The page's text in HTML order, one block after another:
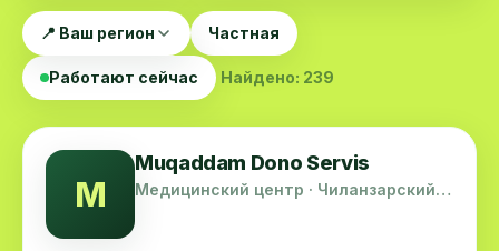
📍 Ваш регион Частная
Работают сейчас Найдено: 239
M
Muqaddam Dono Servis
Медицинский центр · Чиланзарский